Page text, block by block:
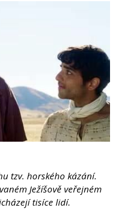
tzv. horského kázání.
Ježíšově veřejném
tisíce lidí.